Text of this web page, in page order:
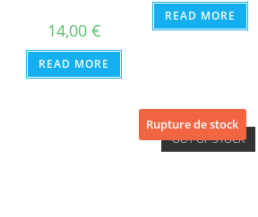
14,00 €
READ MORE
READ MORE
Rupture de stock
OUT OF STOCK